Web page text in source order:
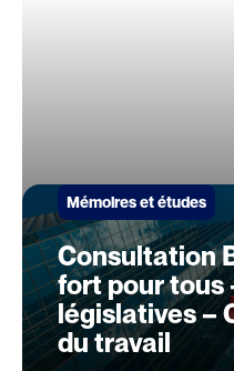
Mémoires et études
Consultation
fort pour tous
législatives –
du travail